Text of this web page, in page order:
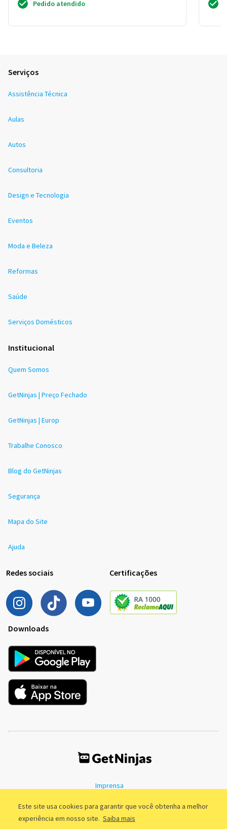
Este site usa cookies para garantir que você obtenha a melhor
experiência em nosso site. Saiba mais
Pedido atendido
Serviços
Assistência Técnica
Aulas
Autos
Consultoria
Design e Tecnologia
Eventos
Moda e Beleza
Reformas
Saúde
Serviços Domésticos
Institucional
Quem Somos
GetNinjas | Preço Fechado
GetNinjas | Europ
Trabalhe Conosco
Blog do GetNinjas
Segurança
Mapa do Site
Ajuda
Redes sociais Certificações
Downloads
Imprensa
Política de Privacidade